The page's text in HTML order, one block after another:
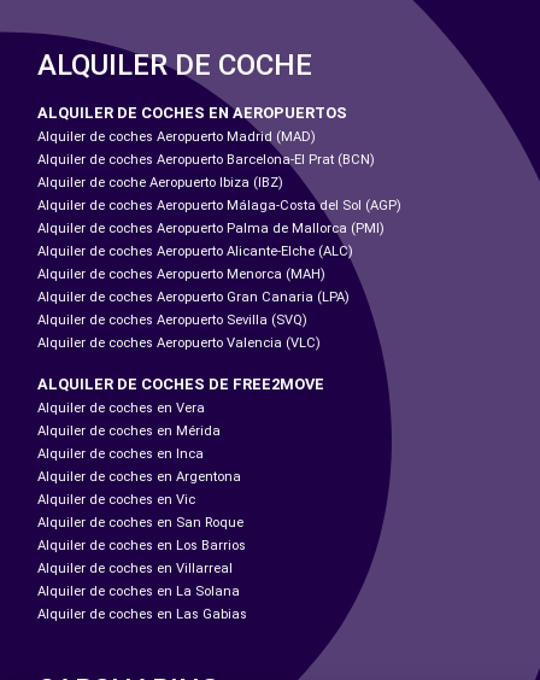
ALQUILER DE COCHE
ALQUILER DE COCHES EN AEROPUERTOS
Alquiler de coches Aeropuerto Madrid (MAD)
Alquiler de coches Aeropuerto Barcelona-El Prat (BCN)
Alquiler de coche Aeropuerto Ibiza (IBZ)
Alquiler de coches Aeropuerto Málaga-Costa del Sol (AGP)
Alquiler de coches Aeropuerto Palma de Mallorca (PMI)
Alquiler de coches Aeropuerto Alicante-Elche (ALC)
Alquiler de coches Aeropuerto Menorca (MAH)
Alquiler de coches Aeropuerto Gran Canaria (LPA)
Alquiler de coches Aeropuerto Sevilla (SVQ)
Alquiler de coches Aeropuerto Valencia (VLC)
ALQUILER DE COCHES DE FREE2MOVE
Alquiler de coches en Vera
Alquiler de coches en Mérida
Alquiler de coches en Inca
Alquiler de coches en Argentona
Alquiler de coches en Vic
Alquiler de coches en San Roque
Alquiler de coches en Los Barrios
Alquiler de coches en Villarreal
Alquiler de coches en La Solana
Alquiler de coches en Las Gabias